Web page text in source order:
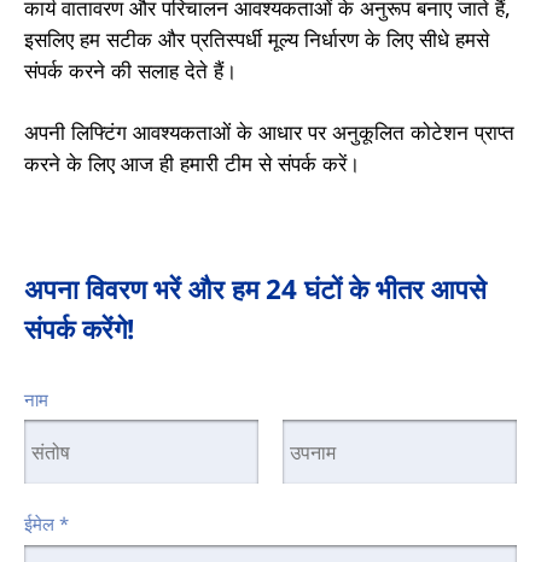
कार्य वातावरण और परिचालन आवश्यकताओं के अनुरूप बनाए जाते हैं,
इसलिए हम सटीक और प्रतिस्पर्धी मूल्य निर्धारण के लिए सीधे हमसे
संपर्क करने की सलाह देते हैं।
अपनी लिफ्टिंग आवश्यकताओं के आधार पर अनुकूलित कोटेशन प्राप्त
करने के लिए आज ही हमारी टीम से संपर्क करें।
अपना विवरण भरें और हम 24 घंटों के भीतर आपसे
संपर्क करेंगे!
नाम
ईमेल *